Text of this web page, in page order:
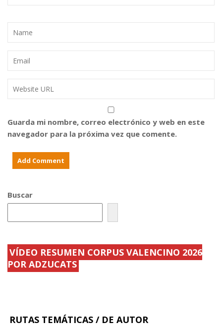
Guarda mi nombre, correo electrónico y web en este
navegador para la próxima vez que comente.
Buscar
VÍDEO RESUMEN CORPUS VALENCINO 2026
POR ADZUCATS
RUTAS TEMÁTICAS / DE AUTOR